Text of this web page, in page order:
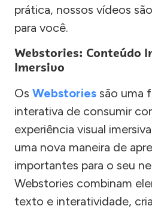
prática, nossos vídeos
para você.
Webstories: Conteúdo
Imersivo
Os Webstories são uma
interativa de consumir
experiência visual
uma nova maneira de
importantes para o seu
Webstories combinam
texto e interatividade,